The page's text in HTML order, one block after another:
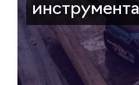
инструмента